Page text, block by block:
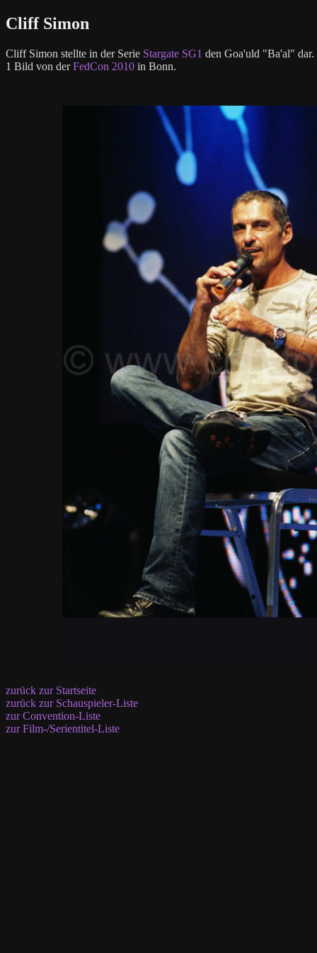
Cliff Simon
Cliff Simon stellte in der Serie Stargate SG1 den Goa'uld "Ba'al" dar.
1 Bild von derFedCon 2010 in Bonn.
zurück zur Startseite
zurück zur Schauspieler-Liste
zur Convention-Liste
zur Film-/Serientitel-Liste